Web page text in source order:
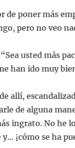
de poner más
pero no veo
usted más
han ido muy
allí,
de alguna
ingrato. No he
¡cómo se ha